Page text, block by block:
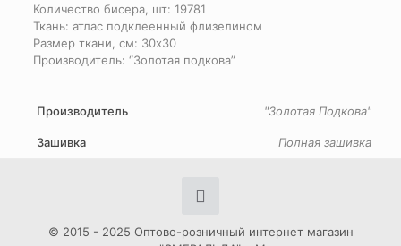
Количество бисера, шт: 19781
Ткань: атлас подклеенный флизелином
Размер ткани, см: 30х30
Производитель: “Золотая подкова”
Производитель "Золотая Подкова"
Зашивка Полная зашивка
© 2015 - 2025 Оптово-розничный интернет магазин